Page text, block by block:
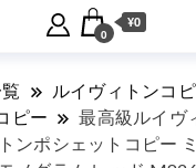
0
¥0
ルイヴィトンコ
ピー
最高級ルイヴ
ンポシェットコピー